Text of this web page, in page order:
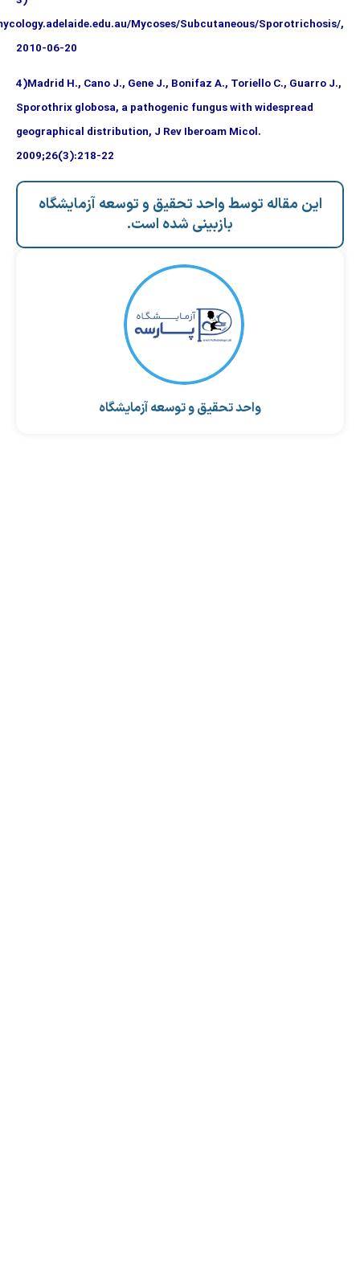
http://www.mycology.adelaide.edu.au/Mycoses/Subcutaneous/
4)Madrid H., Cano J., Gene J., Bonifaz A., Toriello C.,
Sporothrix globosa, a pathogenic fungus with
geographical distribution, J Rev Iberoam Micol.
2009;26(3):218-22
توسط واحد تحقیق و توسعه آزمایشگاه
بازبینی شده است.
واحد تحقیق و توسعه آزمایشگاه